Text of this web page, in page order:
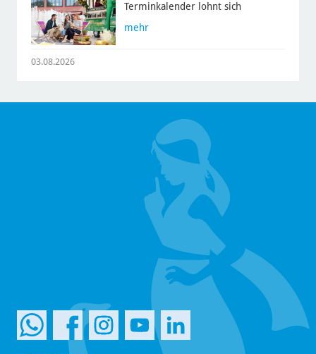
Terminkalender lohnt sich
mehr
03.08.2026